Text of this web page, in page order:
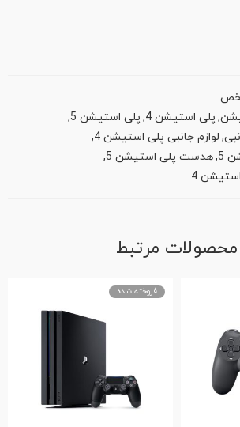
, پلی استیشن 4 , پلی استیشن 5
,
, لوازم جانبی پلی استیشن 4
,
5
,هدست پلی استیشن 5
,
4
محصولات مرتبط
فروخته شده